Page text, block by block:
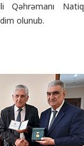
Qəhrəmanı Natiq
olunub.